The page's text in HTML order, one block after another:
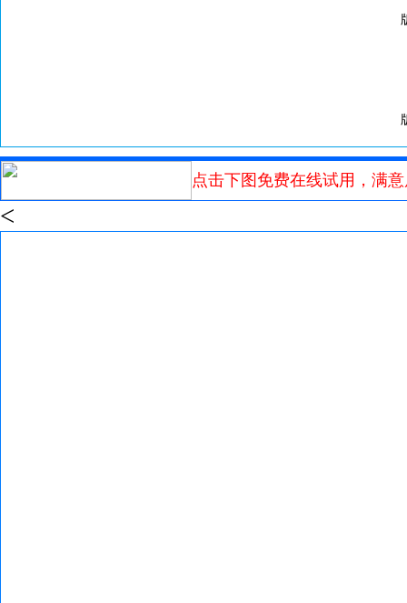
点击下图免费在线试用，满
<